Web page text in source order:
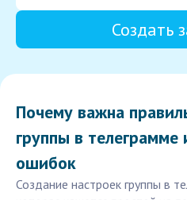
Создать
Почему важна
группы в телеграмме
ошибок
Создание настроек группы в